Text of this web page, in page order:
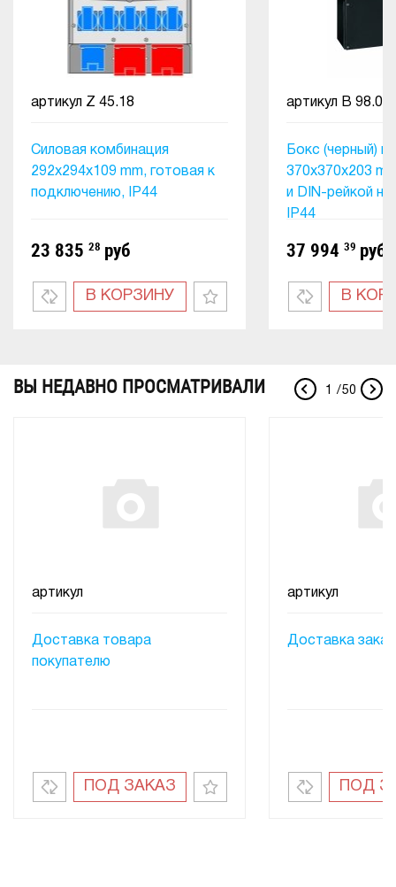
Силовая комбинация
292x294x109 mm, готовая к
подключению, IP44
артикул Z 45.18
23 835 28 руб
В КОРЗИНУ
Бокс (черный)
370х370х203
и DIN-рейкой
IP44
артикул B 98.01
37 994 39 руб
В
ВЫ НЕДАВНО ПРОСМАТРИВАЛИ /50
Доставка товара
покупателю
артикул
ПОД ЗАКАЗ
Доставка
артикул
ПОД
1